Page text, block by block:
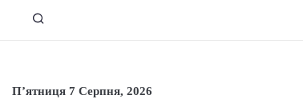
П’ятниця 7 Серпня, 2026